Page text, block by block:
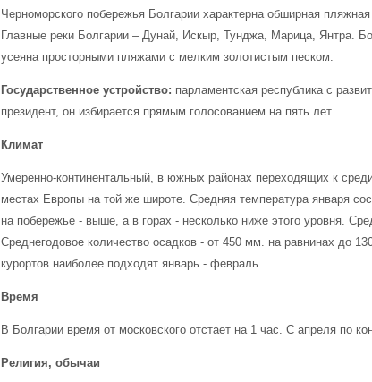
Черноморского побережья Болгарии характерна обширная
Главные реки Болгарии – Дунай, Искыр, Тунджа, Марица, Янтра.
усеяна просторными пляжами с мелким золотистым песком.
Государственное устройство: парламентская республика с
президент, он избирается прямым голосованием на пять лет.
Климат
Умеренно-континентальный, в южных районах переходящих к
местах Европы на той же широте. Средняя температура января
на побережье - выше, а в горах - несколько ниже этого уровня.
Среднегодовое количество осадков - от 450 мм. на равнинах до
курортов наиболее подходят январь - февраль.
Время
В Болгарии время от московского отстает на 1 час. С апреля по
Религия, обычаи